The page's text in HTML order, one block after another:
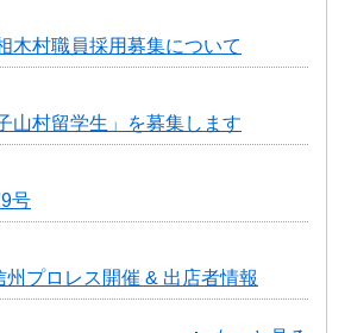
村職員採用募集について
山村留学生」を募集します
号
プロレス開催 & 出店者情報